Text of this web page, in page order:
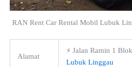
RAN Rent Car Rental Mobil Lubuk
Alamat
⚡ Jalan Ramin 1
Lubuk Linggau